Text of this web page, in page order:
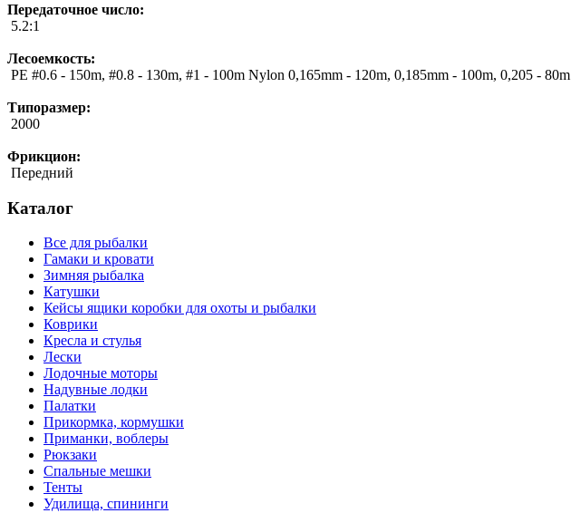
Передаточное число:
5.2:1
Лесоемкость:
PE #0.6 - 150m, #0.8 - 130m, #1 - 100m Nylon 0,165mm - 120m, 0,185mm - 100m, 0,205 - 80m
Типоразмер:
2000
Фрикцион:
Передний
Каталог
Все для рыбалки
Гамаки и кровати
Зимняя рыбалка
Катушки
Кейсы ящики коробки для охоты и рыбалки
Коврики
Кресла и стулья
Лески
Лодочные моторы
Надувные лодки
Палатки
Прикормка, кормушки
Приманки, воблеры
Рюкзаки
Спальные мешки
Тенты
Удилища, спининги